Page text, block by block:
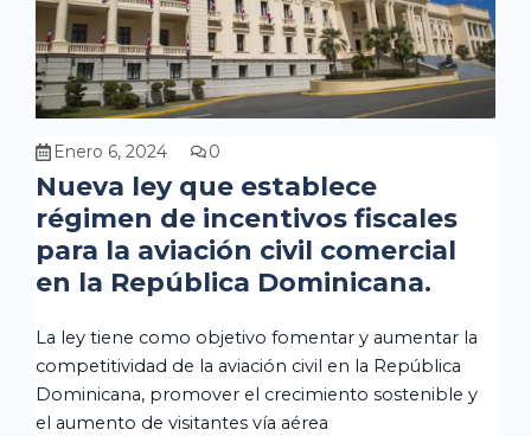
Enero 6, 2024 0
Nueva ley que establece
régimen de incentivos fiscales
para la aviación civil comercial
en la República Dominicana.
La ley tiene como objetivo fomentar y aumentar la
competitividad de la aviación civil en la República
Dominicana, promover el crecimiento sostenible y
el aumento de visitantes vía aérea